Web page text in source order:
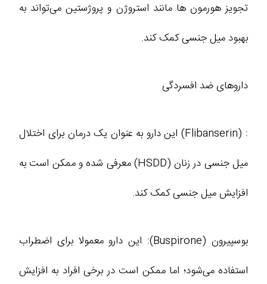
تجویز هورمون‌ ها مانند استروژن و پروژستین می‌تواند به
بهبود میل جنسی کمک کند.
داروهای ضد افسردگی
: (Flibanserin) این دارو به‌ عنوان یک درمان برای اختلال
میل جنسی در زنان (HSDD) معرفی شده و ممکن است به
افزایش میل جنسی کمک کند.
بوسپیرون (Buspirone): این دارو معمولا برای اضطراب
استفاده می‌شود؛ اما ممکن است در برخی افراد به افزایش